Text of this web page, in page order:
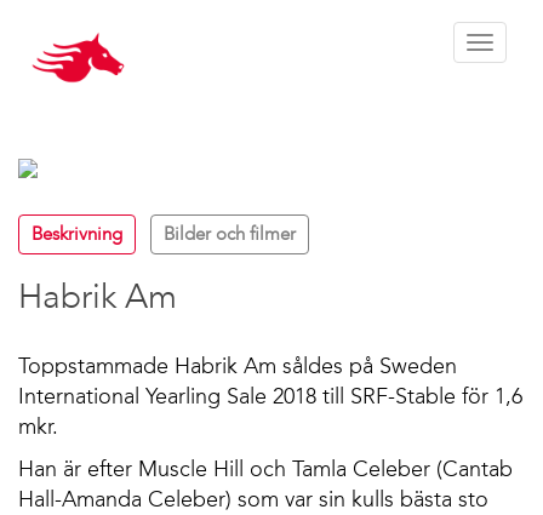
Toggle
Beskrivning Bilder och filmer
Habrik Am
Toppstammade Habrik Am såldes på Sweden
International Yearling Sale 2018 till SRF-Stable för 1,6
mkr.
Han är efter Muscle Hill och Tamla Celeber (Cantab
Hall-Amanda Celeber) som var sin kulls bästa sto